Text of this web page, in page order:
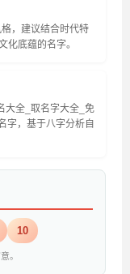
，建议结合时代特
化底蕴的名字。
大全_取名字大全_免
字，基于八字分析自
10
。